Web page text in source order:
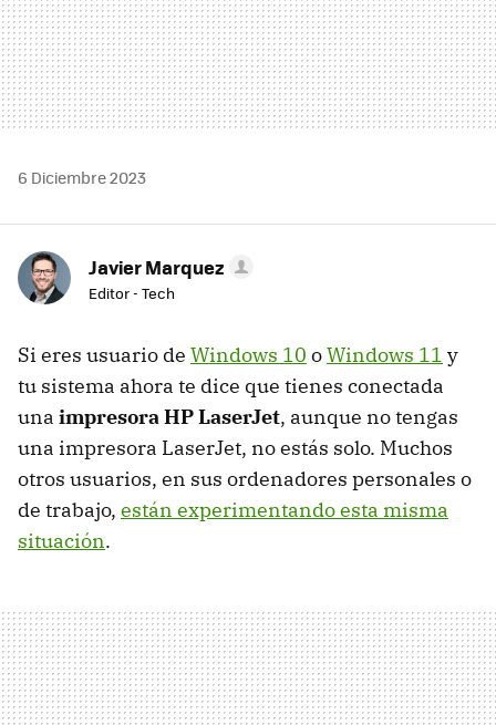
6 Diciembre 2023
Javier Marquez
Editor - Tech
Si eres usuario de Windows 10 oWindows 11 y
tu sistema ahora te dice que tienes conectada
una impresora HP LaserJet, aunque no tengas
una impresora LaserJet, no estás solo. Muchos
otros usuarios, en sus ordenadores personales o
de trabajo, están experimentando esta misma
situación.